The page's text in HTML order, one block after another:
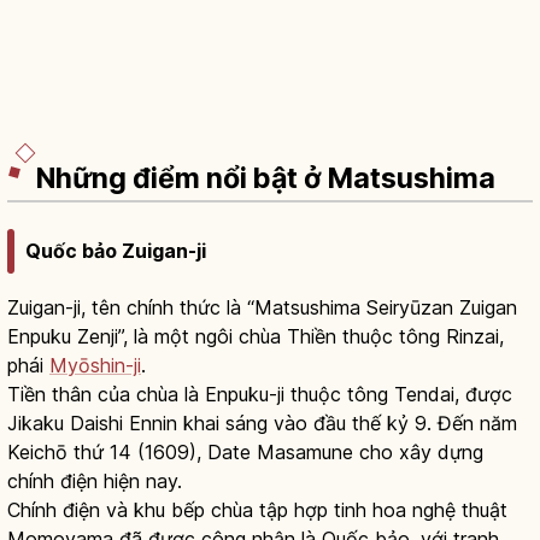
Những điểm nổi bật ở Matsushima
Quốc bảo Zuigan-ji
Zuigan-ji, tên chính thức là “Matsushima Seiryūzan Zuigan
Enpuku Zenji”, là một ngôi chùa Thiền thuộc tông Rinzai,
phái Myōshin-ji.
Tiền thân của chùa là Enpuku-ji thuộc tông Tendai, được
Jikaku Daishi Ennin khai sáng vào đầu thế kỷ 9. Đến năm
Keichō thứ 14 (1609), Date Masamune cho xây dựng
chính điện hiện nay.
Chính điện và khu bếp chùa tập hợp tinh hoa nghệ thuật